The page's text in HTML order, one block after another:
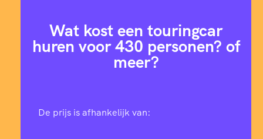
Wat kost een touringcar
huren voor 430 personen? of
meer?
De prijs is afhankelijk van: